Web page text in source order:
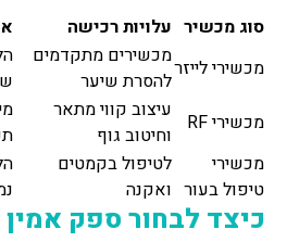
סוג מכשיר עלויות רכישה
מכשירי לייזרמכשירים מתקדמים
להסרת שיער
של
מכשירי RF
עיצוב קווי מתאר
וחיטוב גוף
מכשירי
טיפול בעור
לטיפול בקמטים
ואקנה
כיצד לבחור ספק